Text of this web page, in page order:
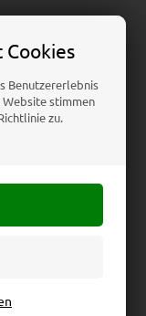
Benutzererlebnis
Website stimmen
zu.